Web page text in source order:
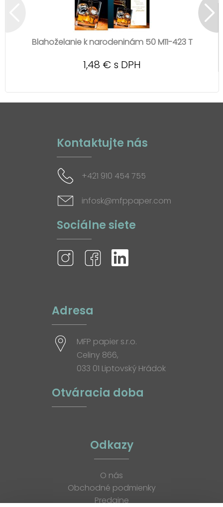
Blahoželanie k narodeninám 50 M11-423 T
1,48 € s DPH
Kontaktujte nás
+421 910 454 755
infosk@mfppaper.com
Sociálne siete
Adresa
MFP papier s.r.o.
Celiny 866,
033 01 Liptovský Hrádok
Otváracia doba
Odkazy
O nás
Obchodné podmienky
Predajne